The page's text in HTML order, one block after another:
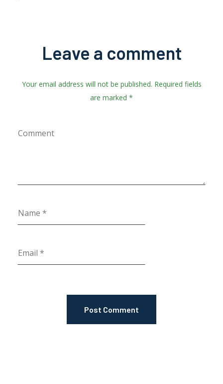
Leave a comment
Your email address will not be published. Required fields
are marked *